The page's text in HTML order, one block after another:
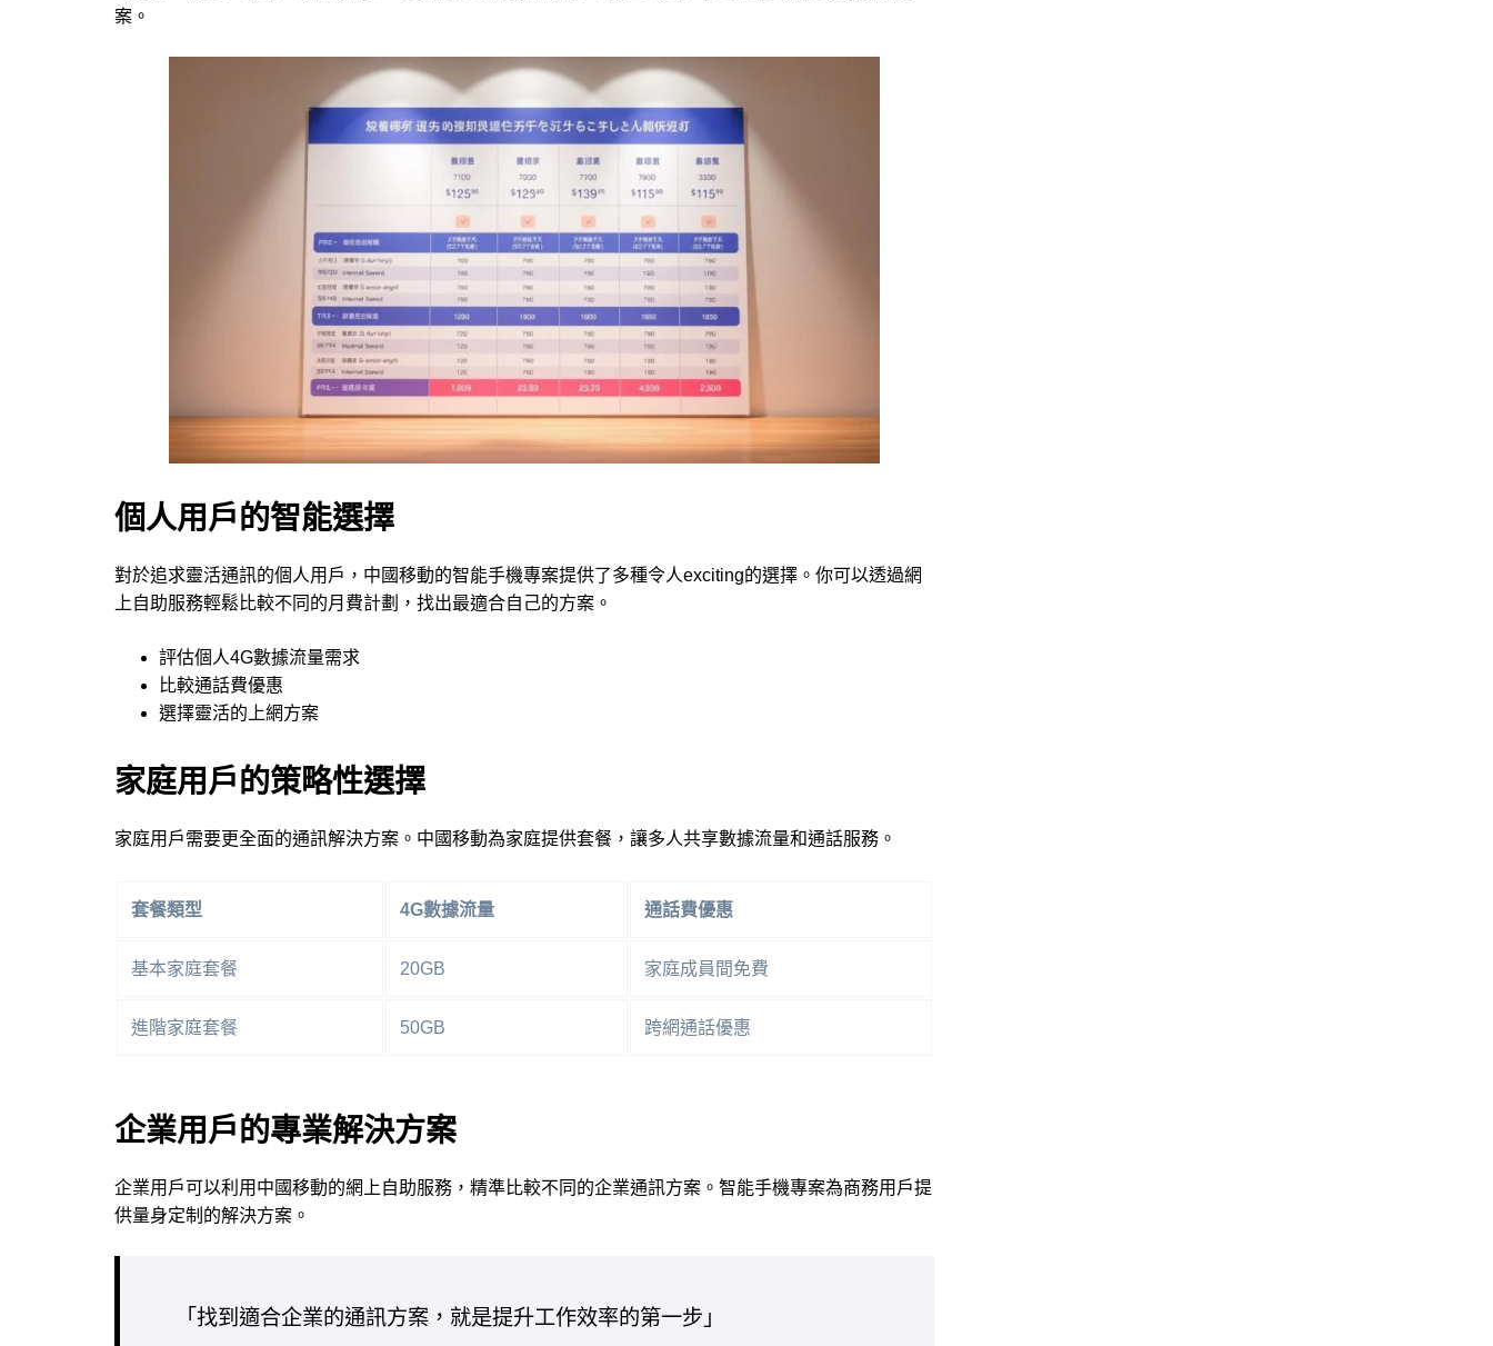
案。
個人用戶的智能選擇
對於追求靈活通訊的個人用戶，中國移動的智能手機專案提供了多種令人exciting的選擇。你可以透過網
上自助服務輕鬆比較不同的月費計劃，找出最適合自己的方案。
評估個人4G數據流量需求
比較通話費優惠
選擇靈活的上網方案
家庭用戶的策略性選擇
家庭用戶需要更全面的通訊解決方案。中國移動為家庭提供套餐，讓多人共享數據流量和通話服務。
套餐類型 4G數據流量 通話費優惠
基本家庭套餐 20GB 家庭成員間免費
進階家庭套餐 50GB 跨網通話優惠
企業用戶的專業解決方案
企業用戶可以利用中國移動的網上自助服務，精準比較不同的企業通訊方案。智能手機專案為商務用戶提
供量身定制的解決方案。
「找到適合企業的通訊方案，就是提升工作效率的第一步」